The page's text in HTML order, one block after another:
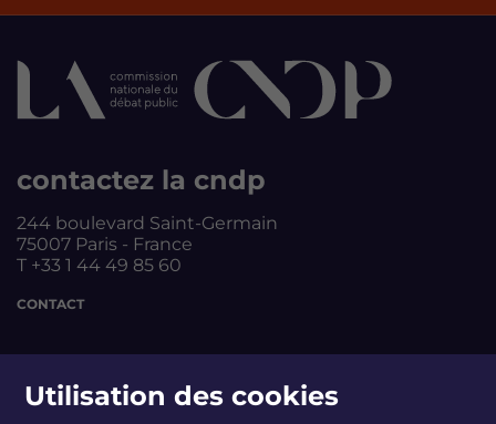
Utilisation des cookies
contactez la cndp
244 boulevard Saint-Germain
75007 Paris - France
T +33 1 44 49 85 60
CONTACT